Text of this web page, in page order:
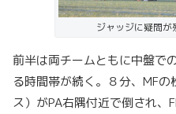
ジャッジに疑問が
前半は両チームともに中盤で
る時間帯が続く。８分、MF
ス）がPA右隅付近で倒され、